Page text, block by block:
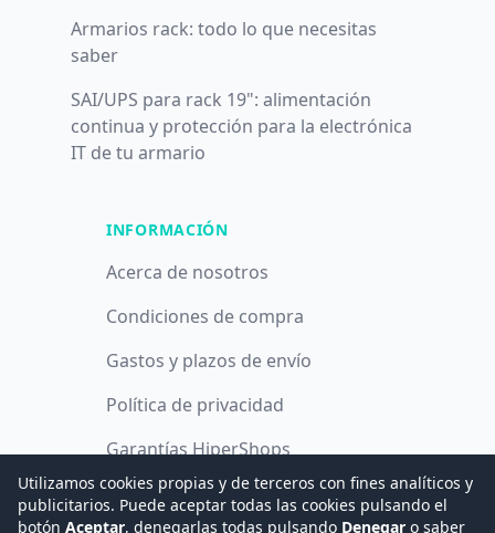
Armarios rack: todo lo que necesitas
saber
SAI/UPS para rack 19": alimentación
continua y protección para la electrónica
IT de tu armario
INFORMACIÓN
Acerca de nosotros
Condiciones de compra
Gastos y plazos de envío
Política de privacidad
Garantías HiperShops
Política de cookies
Utilizamos cookies propias y de terceros con fines analíticos y
publicitarios. Puede aceptar todas las cookies pulsando el
botón Aceptar, denegarlas todas pulsando Denegar o saber